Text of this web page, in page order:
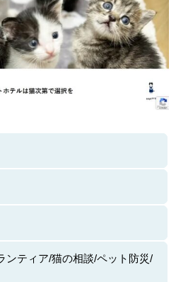
ンティア/猫の相談/ペット防災/